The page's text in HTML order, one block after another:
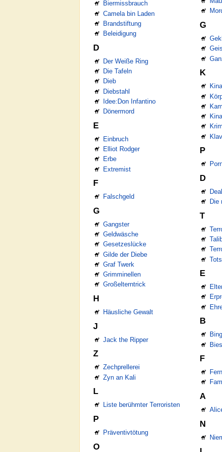
Biermissbrauch
Camela bin Laden
Brandstiftung
Beleidigung
D
Der Weiße Ring
Die Tafeln
Dieb
Diebstahl
Idee:Don Infantino
Dönermord
E
Einbruch
Elliot Rodger
Erbe
Extremist
F
Falschgeld
G
Gangster
Geldwäsche
Gesetzeslücke
Gilde der Diebe
Graf Twerk
Grimminellen
Großelterntrick
H
Häusliche Gewalt
J
Jack the Ripper
Z
Zechprellerei
Zyn an Kali
L
Liste berühmter Terroristen
P
Präventivtötung
O
G
K
P
D
Die
T
E
B
F
A
N